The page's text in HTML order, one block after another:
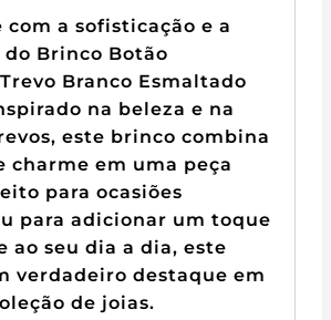
com a sofisticação e a
Brinco Botão
Branco Esmaltado
na beleza e na
este brinco combina
charme em uma peça
para ocasiões
para adicionar um toque
ao seu dia a dia, este
verdadeiro destaque em
de joias.